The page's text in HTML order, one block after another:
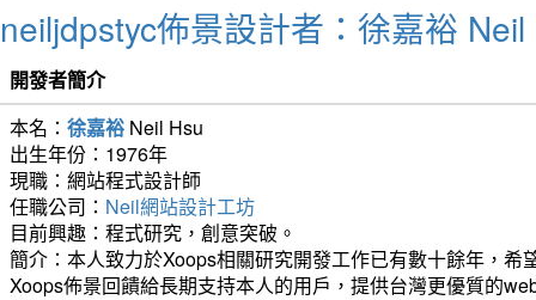
neiljdpstyc佈景設計者：徐嘉裕
開發者簡介
本名： 徐嘉裕 Neil Hsu
出生年份：1976年
現職：網站程式設計師
任職公司： Neil網站設計工坊
目前興趣：程式研究，創意突破。
簡介：本人致力於Xoops相關研究開發工作已有數十餘年，
Xoops佈景回饋給長期支持本人的用戶，提供台灣更優質的